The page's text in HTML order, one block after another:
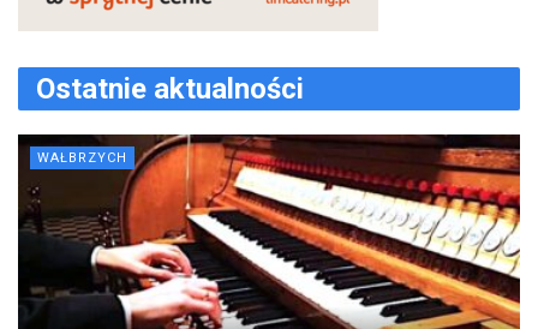
Ostatnie aktualności
WAŁBRZYCH